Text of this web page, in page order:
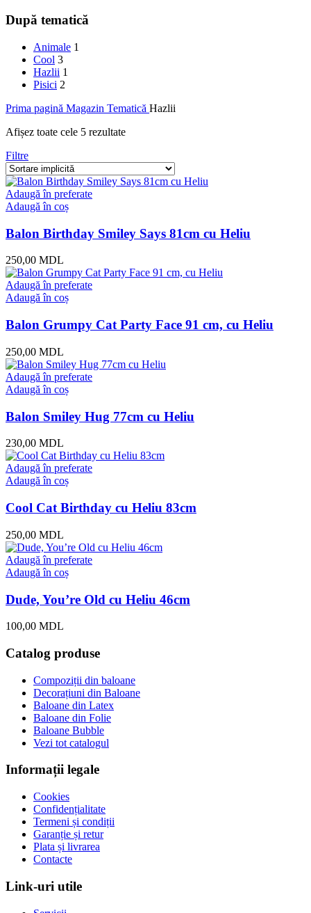
După tematică
Animale 1
Cool 3
Hazlii 1
Pisici 2
Prima pagină Magazin Tematică Hazlii
Afișez toate cele 5 rezultate
Filtre
Adaugă în preferate
Adaugă în coș
Balon Birthday Smiley Says 81cm cu Heliu
250,00 MDL
Adaugă în preferate
Adaugă în coș
Balon Grumpy Cat Party Face 91 cm, cu Heliu
250,00 MDL
Adaugă în preferate
Adaugă în coș
Balon Smiley Hug 77cm cu Heliu
230,00 MDL
Adaugă în preferate
Adaugă în coș
Cool Cat Birthday cu Heliu 83cm
250,00 MDL
Adaugă în preferate
Adaugă în coș
Dude, You’re Old cu Heliu 46cm
100,00 MDL
Catalog produse
Compoziții din baloane
Decorațiuni din Baloane
Baloane din Latex
Baloane din Folie
Baloane Bubble
Vezi tot catalogul
Informații legale
Cookies
Confidențialitate
Termeni și condiții
Garanție și retur
Plata și livrarea
Contacte
Link-uri utile